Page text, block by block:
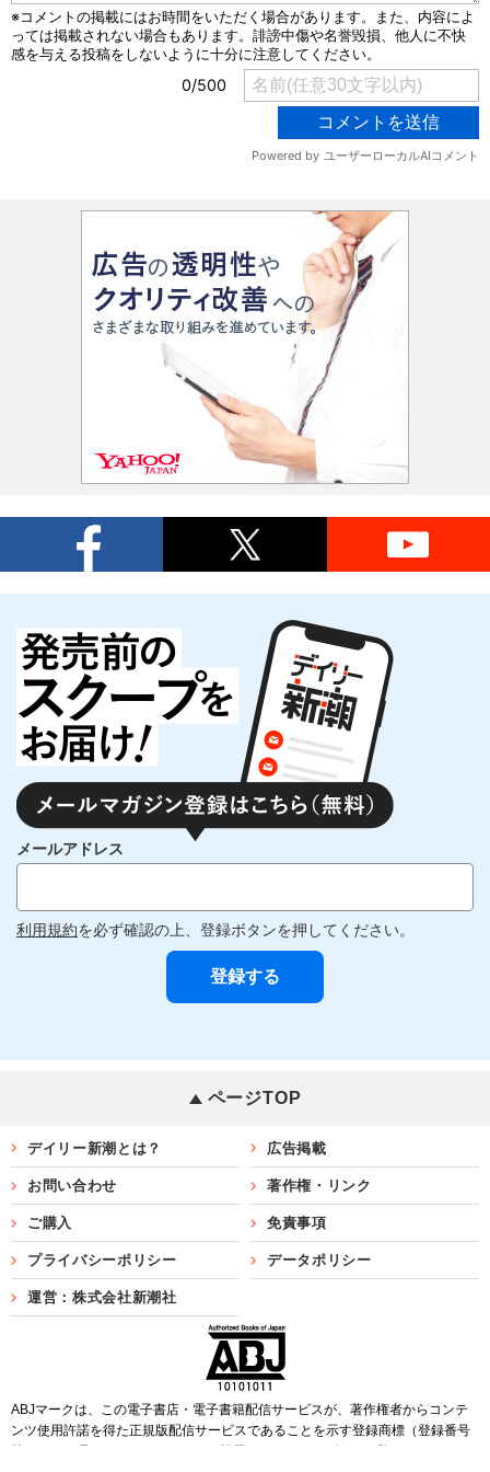
メールアドレス
利用規約を必ず確認の上、登録ボタンを押してください。
ページTOP
デイリー新潮とは？ 広告掲載
お問い合わせ 著作権・リンク
ご購入 免責事項
プライバシーポリシー データポリシー
運営：株式会社新潮社
ABJマークは、この電子書店・電子書籍配信サービスが、著作権者からコンテ
ンツ使用許諾を得た正規版配信サービスであることを示す登録商標（登録番号
第6091713号）です。ABJマークを掲示しているサービスの一覧は